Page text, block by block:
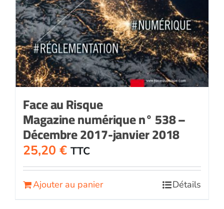
Face au Risque
Magazine numérique n° 538 –
Décembre 2017-janvier 2018
25,20 € TTC
Ajouter au panier Détails